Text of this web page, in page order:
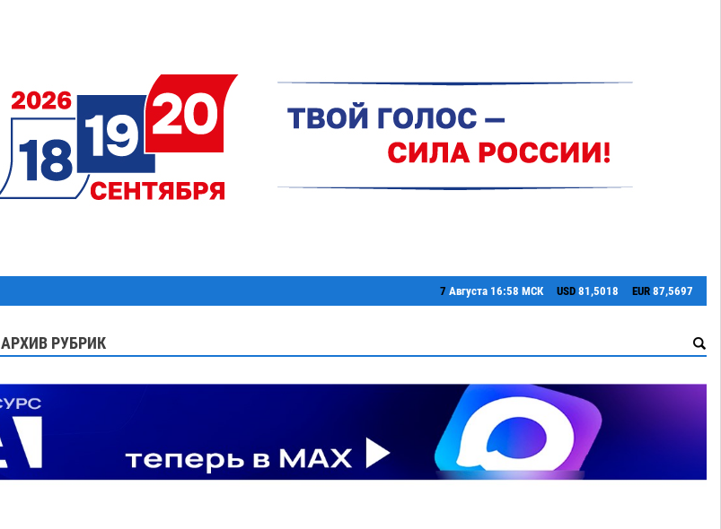
7 Августа 16:58 МСК USD 81,5018 EUR 87,5697
АРХИВ РУБРИК